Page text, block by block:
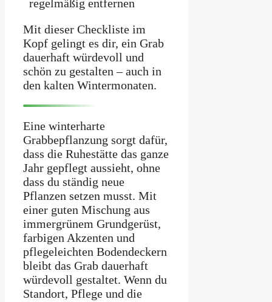
regelmäßig entfernen
Mit dieser Checkliste im
Kopf gelingt es dir, ein Grab
dauerhaft würdevoll und
schön zu gestalten – auch in
den kalten Wintermonaten.
Eine winterharte
Grabbepflanzung sorgt dafür,
dass die Ruhestätte das ganze
Jahr gepflegt aussieht, ohne
dass du ständig neue
Pflanzen setzen musst. Mit
einer guten Mischung aus
immergrünem Grundgerüst,
farbigen Akzenten und
pflegeleichten Bodendeckern
bleibt das Grab dauerhaft
würdevoll gestaltet. Wenn du
Standort, Pflege und die